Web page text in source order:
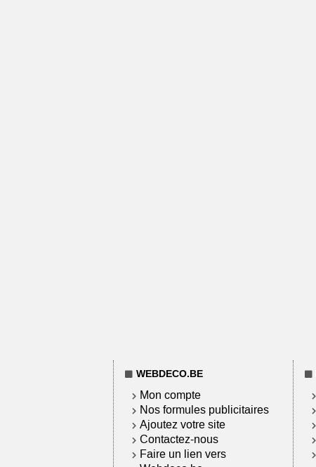
WEBDECO.BE
Mon compte
Nos formules publicitaires
Ajoutez votre site
Contactez-nous
Faire un lien vers